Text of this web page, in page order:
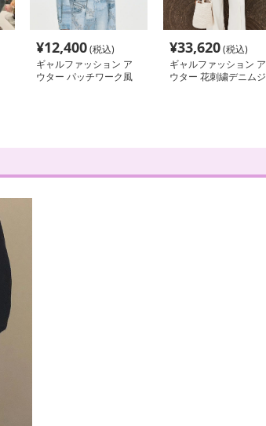
¥12,400(税込)
ギャルファッション ア
ウター パッチワーク風
¥33,620(税込)
ギャルファッション ア
ウター 花刺繍デニムジ